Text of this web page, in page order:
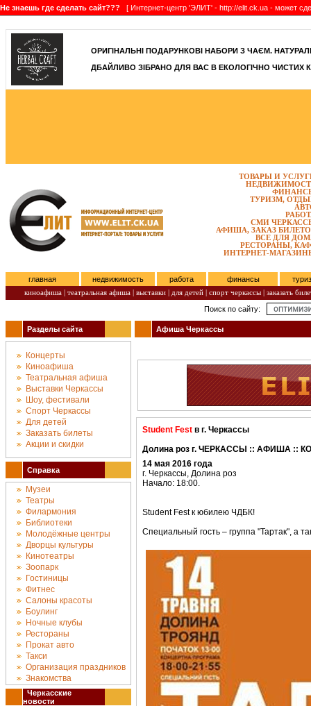
Не знаешь где сделать сайт??? [ Интернет-центр 'ЭЛИТ' - http://elit.ck.ua - может
]
ОРИГІНАЛЬНІ ПОДАРУНКОВІ НАБОРИ З ЧАЄМ.
ДБАЙЛИВО ЗІБРАНО ДЛЯ ВАС В ЕКОЛОГІЧНО ЧИСТИХ
ТОВАРЫ И
ТУРИЗМ,
СМИ
АФИША, ЗАКАЗ
ВСЕ ДЛЯ
РЕСТОРАНЫ,
ИНТЕРНЕТ-
главная недвижимость работа финансы
киноафиша | театральная афиша | выставки | для детей | спорт черкассы | заказать
Поиск по сайту:
Разделы сайта
Концерты
Киноафиша
Театральная афиша
Выставки Черкассы
Шоу, фестивали
Спорт Черкассы
Для детей
Заказать билеты
Акции и скидки
Справка
Музеи
Театры
Филармония
Библиотеки
Молодёжные центры
Дворцы культуры
Кинотеатры
Зоопарк
Гостиницы
Фитнес
Салоны красоты
Боулинг
Ночные клубы
Рестораны
Прокат авто
Такси
Организация праздников
Знакомства
Черкасские
новости
Афиша Черкассы
Student Fest в г. Черкассы
Долина роз г. ЧЕРКАССЫ :: АФИША ::
14 мая 2016 года
г. Черкассы, Долина роз
Начало: 18:00.
Student Fest к юбилею ЧДБК!
Специальный гость – группа "Тартак", а